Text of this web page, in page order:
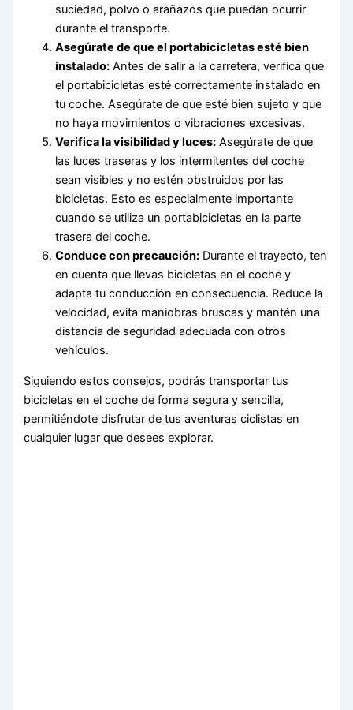
suciedad, polvo o arañazos que puedan ocurrir
durante el transporte.
Asegúrate de que el portabicicletas esté bien
instalado: Antes de salir a la carretera, verifica que
el portabicicletas esté correctamente instalado en
tu coche. Asegúrate de que esté bien sujeto y que
no haya movimientos o vibraciones excesivas.
Verifica la visibilidad y luces: Asegúrate de que
las luces traseras y los intermitentes del coche
sean visibles y no estén obstruidos por las
bicicletas. Esto es especialmente importante
cuando se utiliza un portabicicletas en la parte
trasera del coche.
Conduce con precaución: Durante el trayecto, ten
en cuenta que llevas bicicletas en el coche y
adapta tu conducción en consecuencia. Reduce la
velocidad, evita maniobras bruscas y mantén una
distancia de seguridad adecuada con otros
vehículos.
Siguiendo estos consejos, podrás transportar tus
bicicletas en el coche de forma segura y sencilla,
permitiéndote disfrutar de tus aventuras ciclistas en
cualquier lugar que desees explorar.